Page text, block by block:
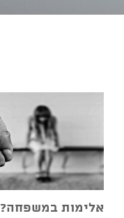
אלימות במשפחה?